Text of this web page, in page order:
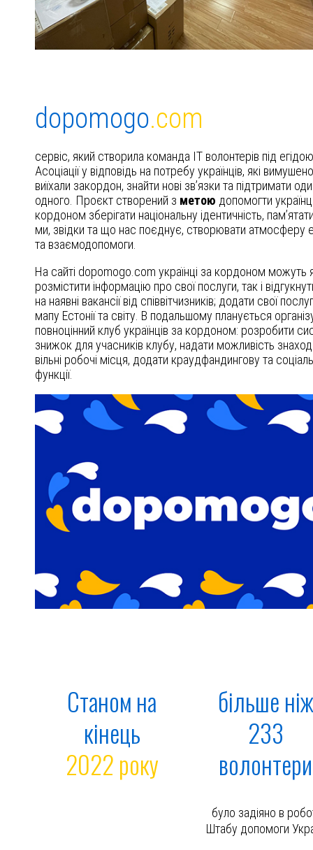
dopomogo.com
сервіс, який створила команда IT волонтерів під егідою
Асоціації у відповідь на потребу українців, які вимушено
виїхали закордон, знайти нові зв’язки та підтримати
одного. Проєкт створений з метою допомогти
кордоном зберігати національну ідентичність,
ми, звідки та що нас поєднує, створювати атмосферу
та взаємодопомоги.
На сайті dopomogo.com українці за кордоном можуть
розмістити інформацію про свої послуги, так і
на наявні вакансії від співвітчизників; додати свої
мапу Естонії та світу. В подальшому планується
повноцінний клуб українців за кордоном: розробити
знижок для учасників клубу, надати можливість
вільні робочі місця, додати краудфандингову та
функції.
Станом на
кінець
2022 року
більше ніж
233
волонтери
було задіяно в
Штабу допомоги